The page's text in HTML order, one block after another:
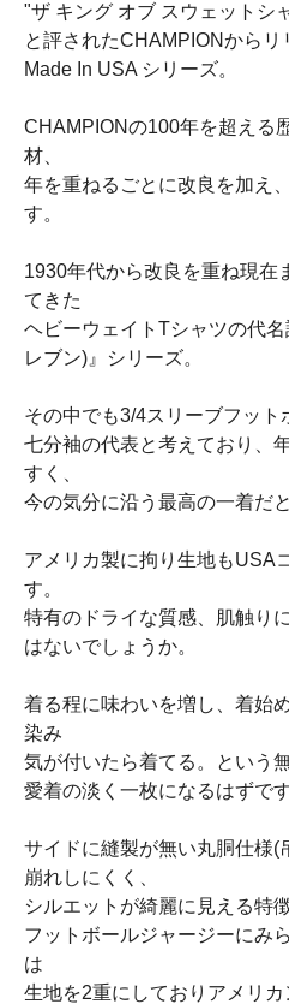
"ザ キング オブ スウェットシ
と評されたCHAMPIONからリ
Made In USA シリーズ。
CHAMPIONの100年を超える
材、
年を重ねるごとに改良を加え
す。
1930年代から改良を重ね現在
てきた
ヘビーウェイトTシャツの代
レブン)』シリーズ。
その中でも3/4スリーブフット
七分袖の代表と考えており、
すく、
今の気分に沿う最高の一着だ
アメリカ製に拘り生地もUSA
す。
特有のドライな質感、肌触り
はないでしょうか。
着る程に味わいを増し、着始
染み
気が付いたら着てる。という
愛着の淡く一枚になるはずです
サイドに縫製が無い丸胴仕様(
崩れしにくく、
シルエットが綺麗に見える特
フットボールジャージーにみ
は
生地を2重にしておりアメリ